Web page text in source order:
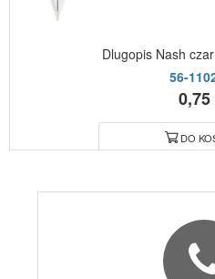
Dlugopis Nash
56-
0,75
DO